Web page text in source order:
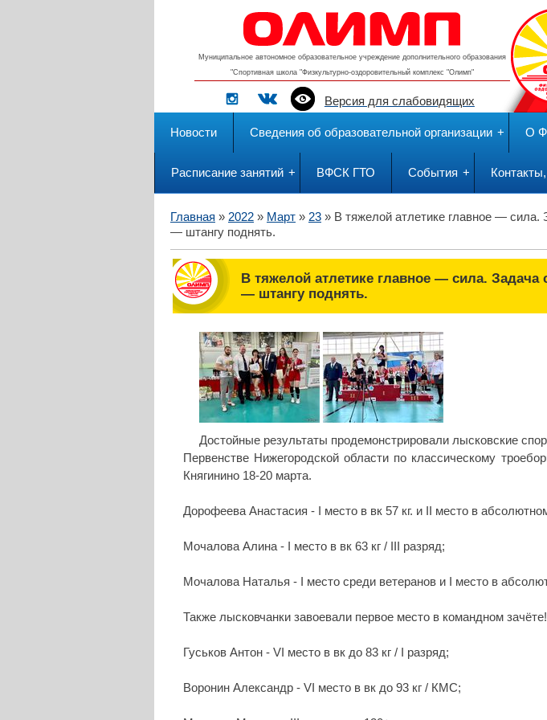
Муниципальное автономное образовательное учреждение дополнительного образования
"Спортивная школа "Физкультурно-оздоровительный комплекс "Олимп"
Версия для слабовидящих
Новости Сведения об образовательной организации О
Расписание занятий ВФСК ГТО События
Главная » 2022 » Март » 23 » В тяжелой атлетике главное — сила.
— штангу поднять.
В тяжелой атлетике главное — сила. Задача
— штангу поднять.
Достойные результаты продемонстрировали лысковские
Первенстве Нижегородской области по классическому
Княгинино 18-20 марта.
Дорофеева Анастасия - I место в вк 57 кг. и II место в
Мочалова Алина - I место в вк 63 кг / III разряд;
Мочалова Наталья - I место среди ветеранов и I место в
Также лысковчанки завоевали первое место в командном зачёте!
Гуськов Антон - VI место в вк до 83 кг / I разряд;
Воронин Александр - VI место в вк до 93 кг / КМС;